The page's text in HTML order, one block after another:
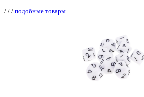
/ / / подобные товары